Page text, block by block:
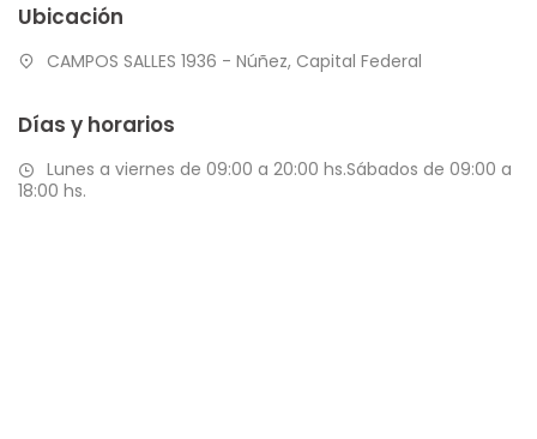
Ubicación
CAMPOS SALLES 1936 - Núñez, Capital Federal
Días y horarios
Lunes a viernes de 09:00 a 20:00 hs.Sábados de 09:00 a
18:00 hs.